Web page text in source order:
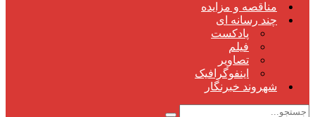
مناقصه و مزایده
چند رسانه ای
پادکست
فیلم
تصاویر
اینفوگرافیک
شهروند خبرنگار